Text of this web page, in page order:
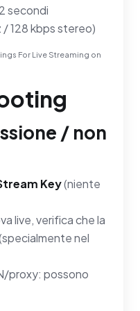
2 secondi
/ 128 kbps stereo)
For Live Streaming on
/ non
Key(niente
live, verifica che la
nel
proxy: possono